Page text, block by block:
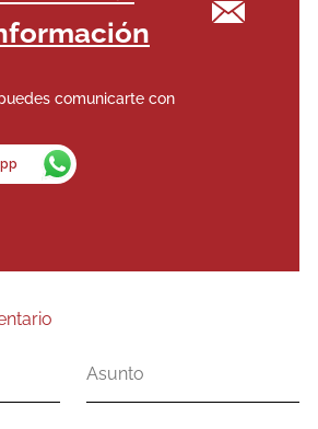
comunicarte con